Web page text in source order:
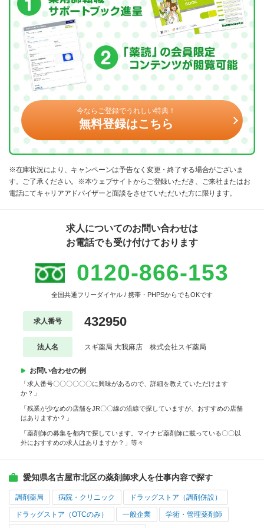
今ならご登録でうれしい特典！
無料登録はこちら
※在庫状況により、キャンペーンは予告なく変更・終了する場合がございま
す。ご了承ください。※本ウェブサイトからご登録いただき、ご来社またはお
電話にてキャリアアドバイザーと面談をさせていただいた方に限ります。
求人についてのお問い合わせは
お電話でも受け付けております
0120-866-153
全国共通フリーダイヤル / 携帯・PHPSからでもOKです
求人番号 432950
法人名 スギ薬局 大我麻店 株式会社スギ薬局
お問い合わせの例
「求人番号〇〇〇〇〇〇に興味があるので、詳細を教えていただけます
か？」
「残業が少なめの店舗をJR〇〇線の沿線で探していますが、おすすめの店舗
はありますか？」
「薬剤師の募集を都内で探しています。マイナビ薬剤師に載っている〇〇以
外におすすめの求人はありますか？」等々
愛知県名古屋市北区の薬剤師求人を仕事内容で探す
調剤薬局 病院・クリニック ドラッグストア（調剤併設）
ドラッグストア（OTCのみ） 一般企業 学術・管理薬剤師